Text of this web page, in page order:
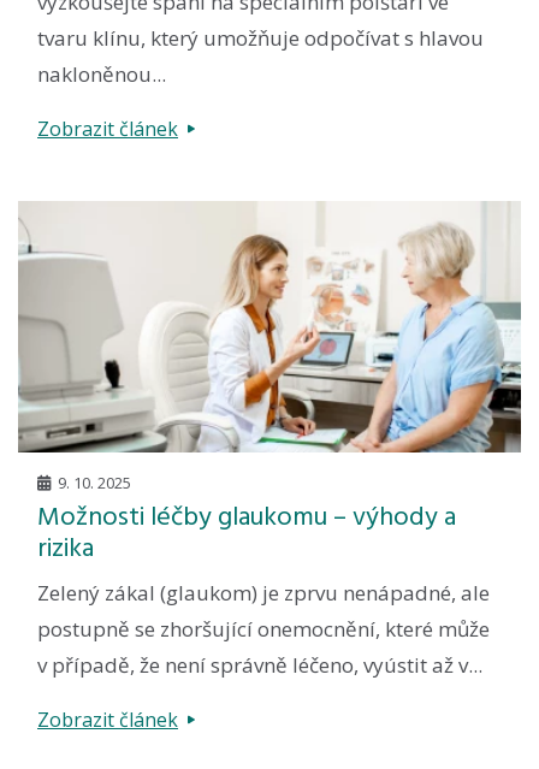
tvaru klínu, který umožňuje odpočívat s hlavou
nakloněnou...
Zobrazit článek
9. 10. 2025
Možnosti léčby glaukomu – výhody a
rizika
Zelený zákal (glaukom) je zprvu nenápadné, ale
postupně se zhoršující onemocnění, které může
v případě, že není správně léčeno, vyústit až v...
Zobrazit článek